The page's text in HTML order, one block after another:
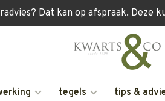
Dat kan op afspraak. Deze
tegels tips &